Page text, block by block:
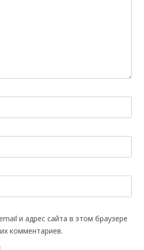
и адрес сайта в этом браузере
комментариев.